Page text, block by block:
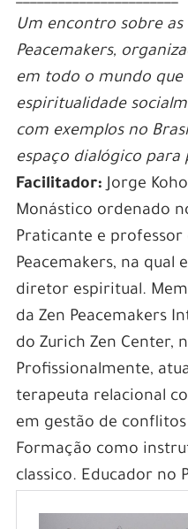
Um encontro sobre
Peacemakers,
em todo o mundo
espiritualidade
com exemplos no
espaço dialógico para
Facilitador: Jorge
Monástico ordenado
Praticante e professor
Peacemakers, na qual
diretor espiritual.
da Zen Peacemakers
do Zurich Zen Center,
Profissionalmente,
terapeuta relacional
em gestão de
Formação como
classico. Educador no